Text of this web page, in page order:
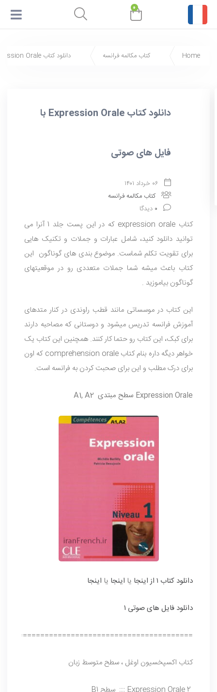
۰
Home کتاب مکالمه فرانسه دانلود کتاب Expression Orale با فایل های صوتی
دانلود کتاب Expression Orale با
فایل های صوتی
۰۶ خرداد ۱۴۰۱
کتاب مکالمه فرانسه
۰ دیدگا
کتاب expression orale که در این پست جلد 1 آنرا می
توانید دانلود کنید، شامل عبارات و جملات و تکنیک هایی
برای تقویت تکلم شماست. موضوع بندی های گوناگون این
کتاب باعث میشه شما جملات متعددی رو در موقعیتهای
گوناگون بیاموزید .
این کتاب در موسساتی مانند قطب راوندی در کنار متدهای
آموزش فرانسه تدریس میشود و دوستانی که مصاحبه دارند
برای کبک، این کتاب رو حتما کار کنند. همچنین این کتاب یک
خواهر دیگه داره بنام کتاب comprehension orale که اون
برای درک مطلب و این برای صحبت کردن به فرانسه است.
Expression Orale ‌سطح مبتدی A1, A2
دانلود کتاب ۱ از اینجا یا اینجا یا اینجا
دانلود فایل های صوتی ۱
کتاب اکسپخسیون اوغل ، سطح متوسط زبان